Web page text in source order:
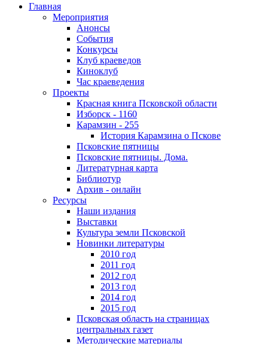
Главная
Мероприятия
Анонсы
События
Конкурсы
Клуб краеведов
Киноклуб
Час краеведения
Проекты
Красная книга Псковской области
Изборск - 1160
Карамзин - 255
История Карамзина о Пскове
Псковские пятницы
Псковские пятницы. Дома.
Литературная карта
Библиотур
Архив - онлайн
Ресурсы
Наши издания
Выставки
Культура земли Псковской
Новинки литературы
2010 год
2011 год
2012 год
2013 год
2014 год
2015 год
Псковская область на страницах
центральных газет
Методические материалы